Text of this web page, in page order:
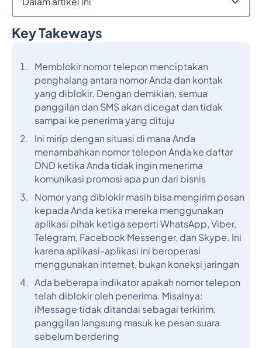
Key Takeways
Memblokir nomor telepon menciptakan
penghalang antara nomor Anda dan kontak
yang diblokir. Dengan demikian, semua
panggilan dan SMS akan dicegat dan tidak
sampai ke penerima yang dituju
Ini mirip dengan situasi di mana Anda
menambahkan nomor telepon Anda ke daftar
DND ketika Anda tidak ingin menerima
komunikasi promosi apa pun dari bisnis
Nomor yang diblokir masih bisa mengirim pesan
kepada Anda ketika mereka menggunakan
aplikasi pihak ketiga seperti WhatsApp, Viber,
Telegram, Facebook Messenger, dan Skype. Ini
karena aplikasi-aplikasi ini beroperasi
menggunakan internet, bukan koneksi jaringan
Ada beberapa indikator apakah nomor telepon
telah diblokir oleh penerima. Misalnya:
iMessage tidak ditandai sebagai terkirim,
panggilan langsung masuk ke pesan suara
sebelum berdering
Judul 2